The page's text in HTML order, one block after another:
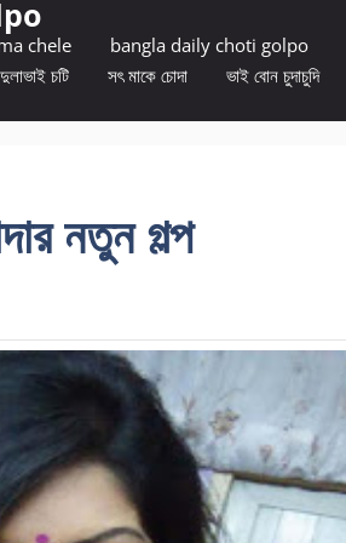
chele bangla daily choti golpo
চটি সৎ মাকে চোদা ভাই বোন চুদাচুদি
নতুন গল্প